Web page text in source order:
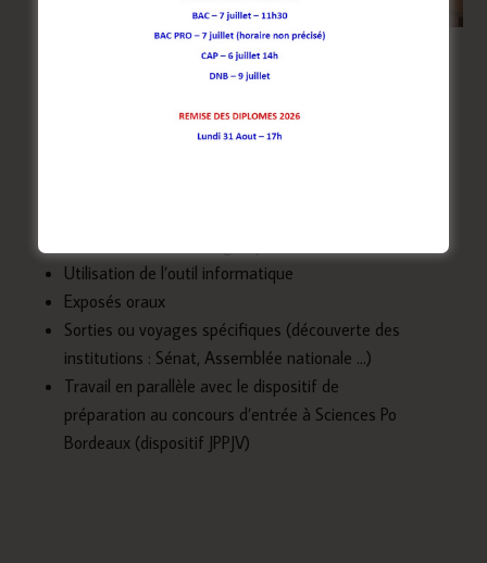
Présentation de la formation
Approche pédagogique du
Utilisation de l’outil informatique
Exposés oraux
Sorties ou voyages spécifiques (découverte des
institutions : Sénat, Assemblée nationale …)
Travail en parallèle avec le dispositif de
préparation au concours d’entrée à Sciences Po
Bordeaux (dispositif JPPJV)